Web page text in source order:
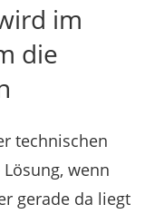
im
die
technischen
wenn
gerade da liegt